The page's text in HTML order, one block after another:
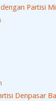
Partisi
Denpasar